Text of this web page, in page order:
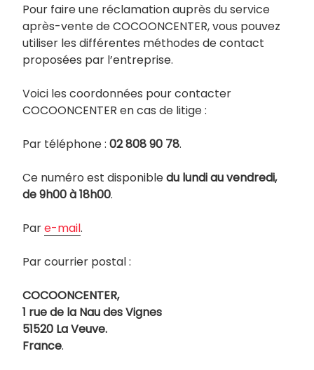
Pour faire une réclamation auprès du service
après-vente de COCOONCENTER, vous pouvez
utiliser les différentes méthodes de contact
proposées par l’entreprise.
Voici les coordonnées pour contacter
COCOONCENTER en cas de litige :
Par téléphone : 02 808 90 78.
Ce numéro est disponibledu lundi au vendredi,
de 9h00 à 18h00.
Pare-mail.
Par courrier postal :
COCOONCENTER,
1 rue de la Nau des Vignes
51520 La Veuve.
France.